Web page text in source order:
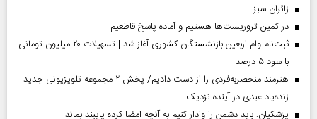
‌زائران سبز
در کمین تروریست‌ها هستیم و آماده پاسخ قاطعیم
ثبت‌نام وام اربعین بازنشستگان کشوری آغاز شد | تسهیلات ۲۰ میلیون تومانی
با سود ۵ درصد
هنرمند منحصر‌به‌فردی را از دست دادیم/ پخش ۲ مجموعه تلویزیونی جدید
زنده‌یاد عبدی در آینده نزدیک
پزشکیان: باید دشمن را وادار کنیم به آنچه امضا کرده پایبند بماند